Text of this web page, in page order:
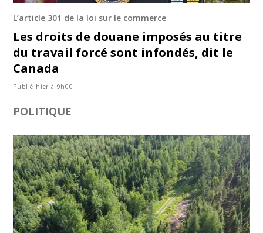
L’article 301 de la loi sur le commerce
Les droits de douane imposés au titre
du travail forcé sont infondés, dit le
Canada
Publié hier à 9h00
POLITIQUE